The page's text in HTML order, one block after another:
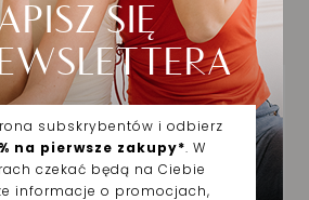
Ciebie